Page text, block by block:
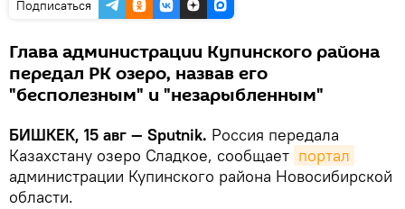
Подписаться
Глава администрации Купинского района
передал РК озеро, назвав его
"бесполезным" и "незарыбленным"
БИШКЕК, 15 авг — Sputnik. Россия передала
Казахстану озеро Сладкое, сообщает портал
администрации Купинского района Новосибирской
области.